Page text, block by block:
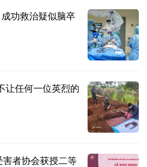
功救治疑似脑卒
让任何一位英烈的
者协会获授二等